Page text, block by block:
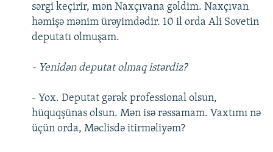
sərgi keçirir, mən Naxçıvana gəldim. Naxçıvan
həmişə mənim ürəyimdədir. 10 il orda Ali Sovetin
deputatı olmuşam.
- Yenidən deputat olmaq istərdiz?
- Yox. Deputat gərək professional olsun,
hüquqşünas olsun. Mən isə rəssamam. Vaxtımı nə
üçün orda, Məclisdə itirməliyəm?